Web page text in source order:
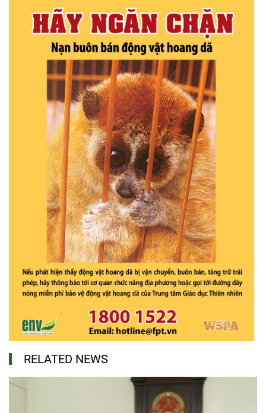
RELATED NEWS